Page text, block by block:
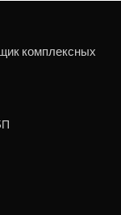
комплексных